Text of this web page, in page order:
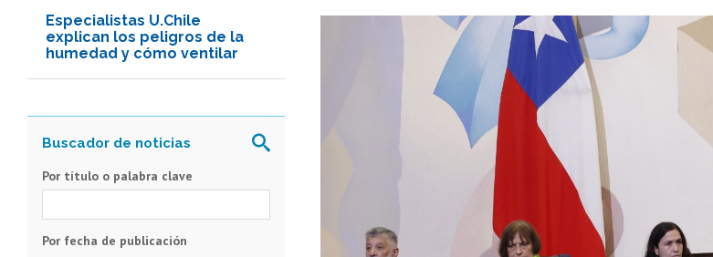
Especialistas U.Chile
explican los peligros de la
humedad y cómo ventilar
Por título o palabra clave